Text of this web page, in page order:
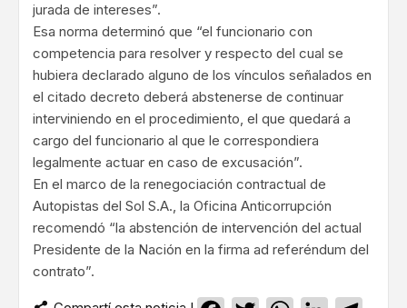
jurada de intereses”.
Esa norma determinó que “el funcionario con
competencia para resolver y respecto del cual se
hubiera declarado alguno de los vínculos señalados en
el citado decreto deberá abstenerse de continuar
interviniendo en el procedimiento, el que quedará a
cargo del funcionario al que le correspondiera
legalmente actuar en caso de excusación”.
En el marco de la renegociación contractual de
Autopistas del Sol S.A., la Oficina Anticorrupción
recomendó “la abstención de intervención del actual
Presidente de la Nación en la firma ad referéndum del
contrato”.